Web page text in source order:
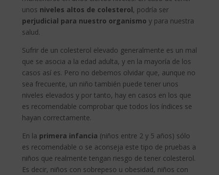
unos niveles altos de colesterol, podría ser
perjudicial para nuestro organismo y para nuestra
salud.
Sufrir de un colesterol elevado generalmente es un mal
que se asocia a la edad adulta, y en la mayoría de los
casos así es. Pero no debemos olvidar que, aunque no
sea frecuente, un niño también puede tener unos
niveles elevados y por tanto, hay en casos en los que
es recomendable comprobar que todos los índices se
hayan correctamente.
En la primera infancia (niños entre 2 y 5 años) sólo
es recomendable o se aconseja este tipo de pruebas a
niños que realmente tengan riesgo de tener colesterol.
Es decir, niños con sobrepeso u obesidad, niños con